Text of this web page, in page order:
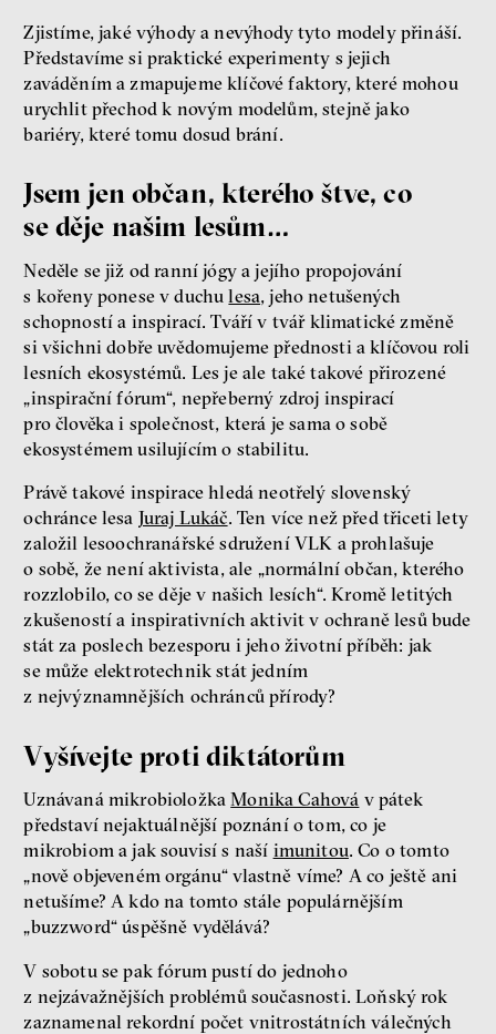
Zjistíme, jaké výhody a nevýhody tyto modely přináší.
Představíme si praktické experimenty s jejich
zaváděním a zmapujeme klíčové faktory, které mohou
urychlit přechod k novým modelům, stejně jako
bariéry, které tomu dosud brání.
Jsem jen občan, kterého štve, co
se děje našim lesům…
Neděle se již od ranní jógy a jejího propojování
s kořeny ponese v duchulesa, jeho netušených
schopností a inspirací. Tváří v tvář klimatické změně
si všichni dobře uvědomujeme přednosti a klíčovou roli
lesních ekosystémů. Les je ale také takové přirozené
„inspirační fórum“, nepřeberný zdroj inspirací
pro člověka i společnost, která je sama o sobě
ekosystémem usilujícím o stabilitu.
Právě takové inspirace hledá neotřelý slovenský
ochránce lesa Juraj Lukáč. Ten více než před třiceti lety
založil lesoochranářské sdružení VLK a prohlašuje
o sobě, že není aktivista, ale „normální občan, kterého
rozzlobilo, co se děje v našich lesích“. Kromě letitých
zkušeností a inspirativních aktivit v ochraně lesů bude
stát za poslech bezesporu i jeho životní příběh: jak
se může elektrotechnik stát jedním
z nejvýznamnějších ochránců přírody?
Vyšívejte proti diktátorům
Uznávaná mikrobioložkaMonika Cahová v pátek
představí nejaktuálnější poznání o tom, co je
mikrobiom a jak souvisí s naší imunitou. Co o tomto
„nově objeveném orgánu“ vlastně víme? A co ještě ani
netušíme? A kdo na tomto stále populárnějším
„buzzword“ úspěšně vydělává?
V sobotu se pak fórum pustí do jednoho
z nejzávažnějších problémů současnosti. Loňský rok
zaznamenal rekordní počet vnitrostátních válečných